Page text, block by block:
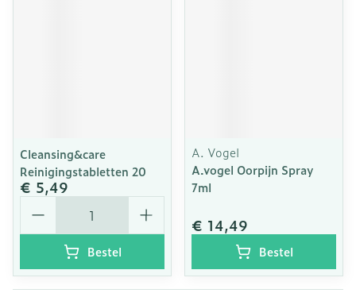
Cleansing&care
Reinigingstabletten 20
€ 5,49
Aantal
Bestel
A. Vogel
A.vogel Oorpijn Spray
7ml
€ 14,49
Bestel